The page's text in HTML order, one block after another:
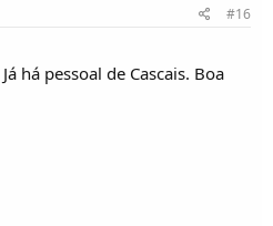
#16
há pessoal de Cascais. Boa